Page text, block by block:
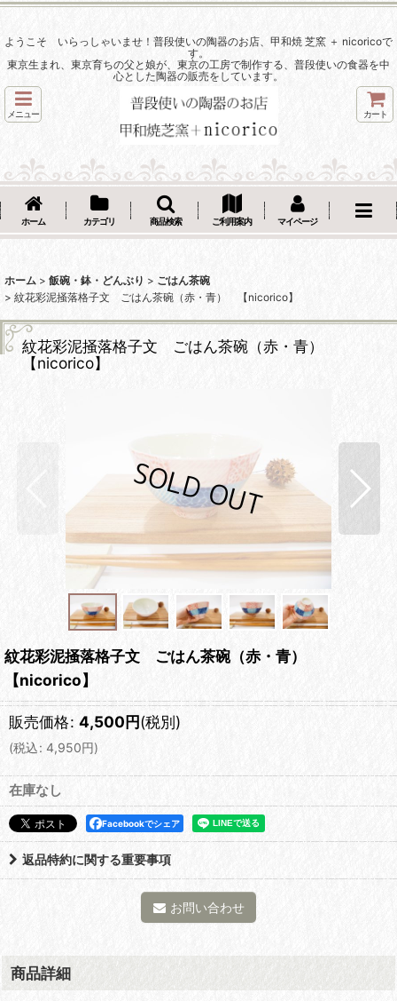
ようこそ いらっしゃいませ！普段使いの陶器のお店、甲和焼 芝窯 ＋ nicoricoで
す。
東京生まれ、東京育ちの父と娘が、東京の工房で制作する、普段使いの食器を中
心とした陶器の販売をしています。
メニュー カート
ホーム カテゴリ 商品検索 ご利用案内 マイページ
ホーム > 飯碗・鉢・どんぶり > ごはん茶碗
> 紋花彩泥掻落格子文 ごはん茶碗（赤・青） 【nicorico】
紋花彩泥掻落格子文 ごはん茶碗（赤・青）
【nicorico】
紋花彩泥掻落格子文 ごはん茶碗（赤・青）
【nicorico】
販売価格: 4,500円(税別)
(税込: 4,950円)
在庫なし
Facebookでシェア
返品特約に関する重要事項
お問い合わせ
商品詳細